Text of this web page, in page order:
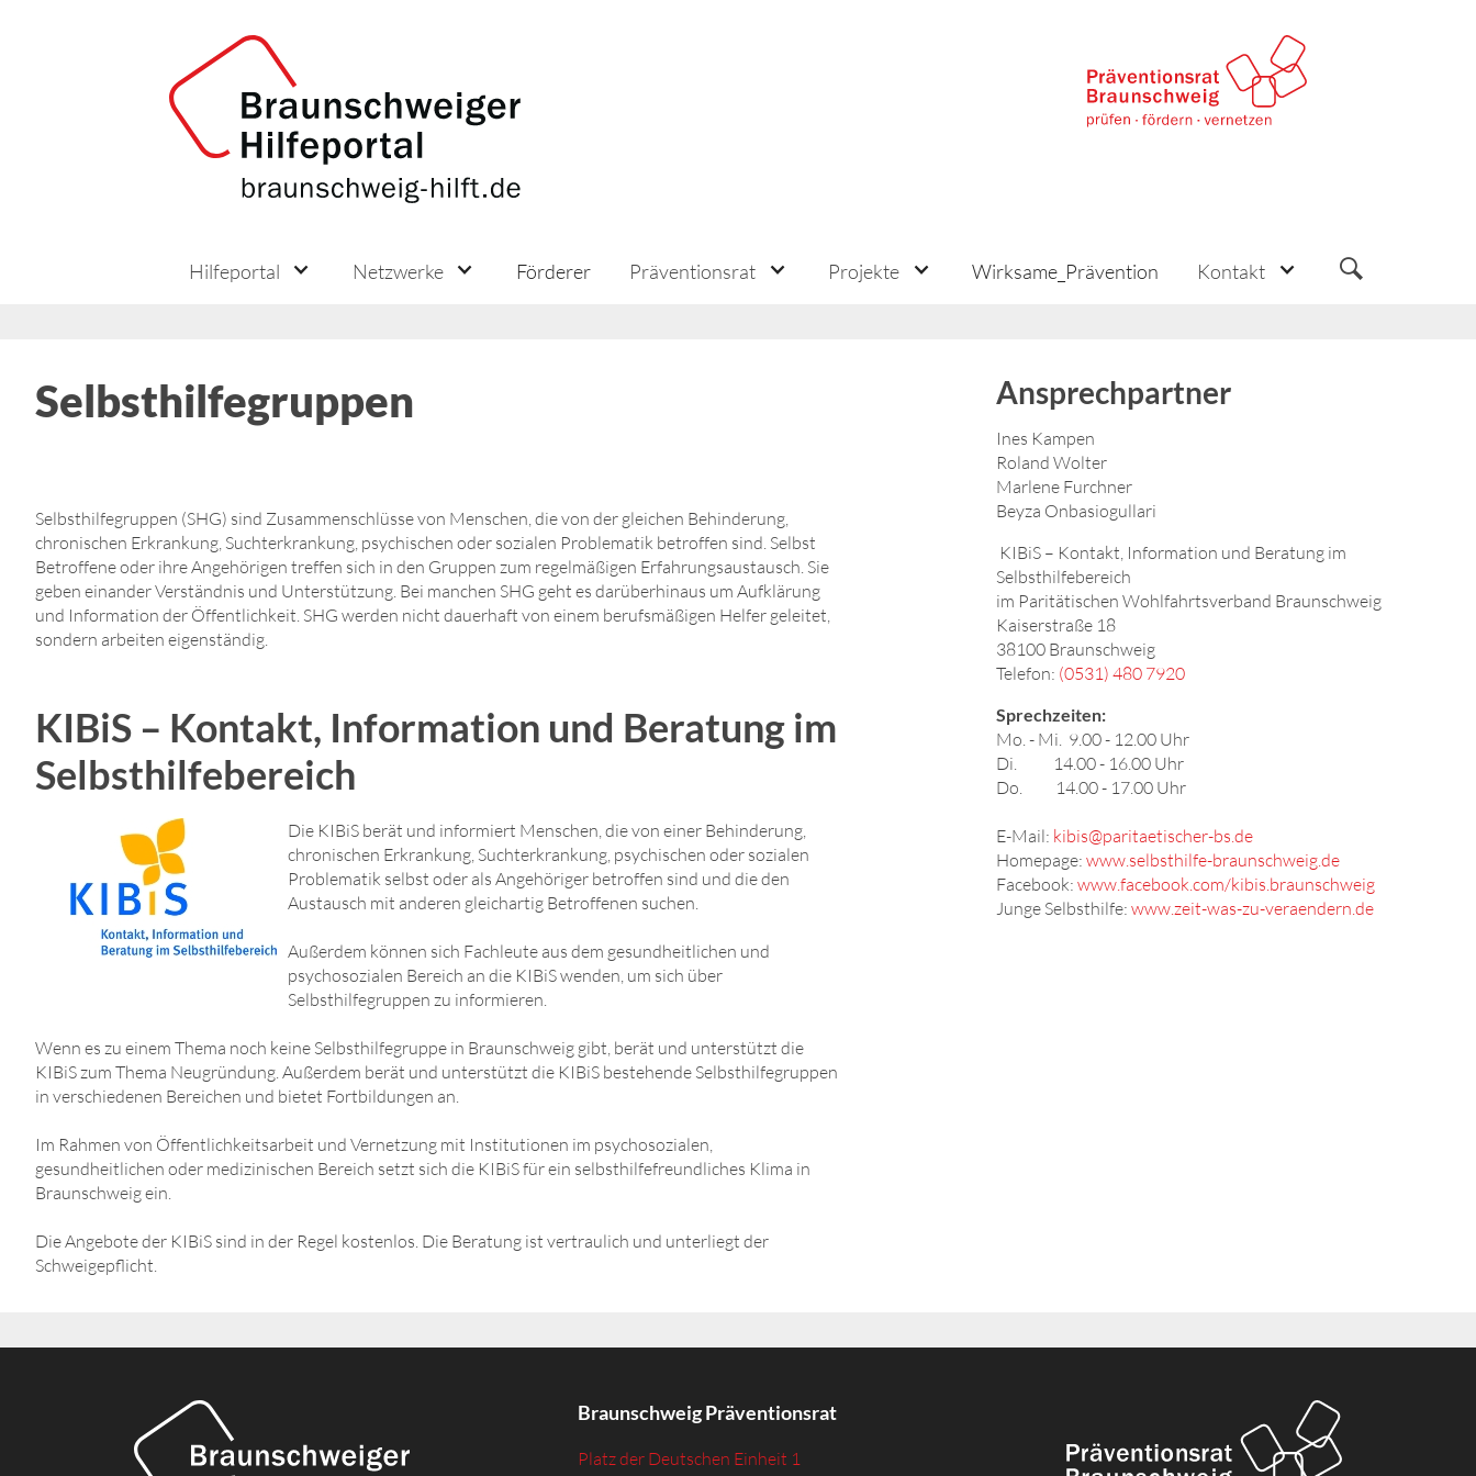
Hilfeportal Netzwerke Förderer Präventionsrat Projekte Wirksame_Prävention Kontakt
Selbsthilfegruppen
Selbsthilfegruppen (SHG) sind Zusammenschlüsse von Menschen, die von der gleichen Behinderung,
chronischen Erkrankung, Suchterkrankung, psychischen oder sozialen Problematik betroffen sind. Selbst
Betroffene oder ihre Angehörigen treffen sich in den Gruppen zum regelmäßigen Erfahrungsaustausch. Sie
geben einander Verständnis und Unterstützung. Bei manchen SHG geht es darüberhinaus um Aufklärung
und Information der Öffentlichkeit. SHG werden nicht dauerhaft von einem berufsmäßigen Helfer geleitet,
sondern arbeiten eigenständig.
KIBiS – Kontakt, Information und Beratung im
Selbsthilfebereich
Die KIBiS berät und informiert Menschen, die von einer Behinderung,
chronischen Erkrankung, Suchterkrankung, psychischen oder sozialen
Problematik selbst oder als Angehöriger betroffen sind und die den
Austausch mit anderen gleichartig Betroffenen suchen.
Außerdem können sich Fachleute aus dem gesundheitlichen und
psychosozialen Bereich an die KIBiS wenden, um sich über
Selbsthilfegruppen zu informieren.
Wenn es zu einem Thema noch keine Selbsthilfegruppe in Braunschweig gibt, berät und unterstützt die
KIBiS zum Thema Neugründung. Außerdem berät und unterstützt die KIBiS bestehende Selbsthilfegruppen
in verschiedenen Bereichen und bietet Fortbildungen an.
Im Rahmen von Öffentlichkeitsarbeit und Vernetzung mit Institutionen im psychosozialen,
gesundheitlichen oder medizinischen Bereich setzt sich die KIBiS für ein selbsthilfefreundliches Klima in
Braunschweig ein.
Die Angebote der KIBiS sind in der Regel kostenlos. Die Beratung ist vertraulich und unterliegt der
Schweigepflicht.
Ansprechpartner
Ines Kampen
Roland Wolter
Marlene Furchner
Beyza Onbasiogullari
KIBiS – Kontakt, Information und Beratung im
Selbsthilfebereich
im Paritätischen Wohlfahrtsverband Braunschweig
Kaiserstraße 18
38100 Braunschweig
Telefon: (0531) 480 7920
Sprechzeiten:
Mo. - Mi. 9.00 - 12.00 Uhr
Di. 14.00 - 16.00 Uhr
Do. 14.00 - 17.00 Uhr
E-Mail: kibis@paritaetischer-bs.de
Homepage: www.selbsthilfe-braunschweig.de
Facebook: www.facebook.com/kibis.braunschweig
Junge Selbsthilfe: www.zeit-was-zu-veraendern.de
Braunschweig Präventionsrat
Platz der Deutschen Einheit 1